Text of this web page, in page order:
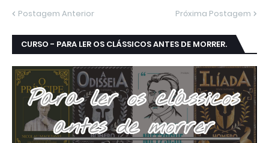
Postagem Anterior Próxima Postagem
CURSO - PARA LER OS CLÁSSICOS ANTES DE MORRER.